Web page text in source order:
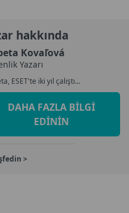
hakkında
Kovaľová
Yazarı
ESET'te iki yıl çalıştı...
DAHA FAZLA BILGI
EDININ
>